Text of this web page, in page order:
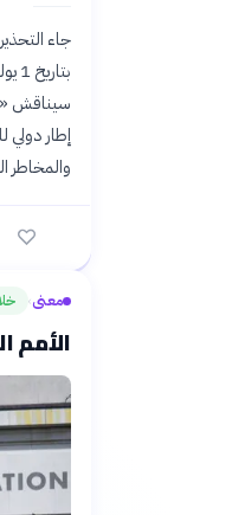
جاء
إطار دولي
والمخاطر
معنى›
الأمم